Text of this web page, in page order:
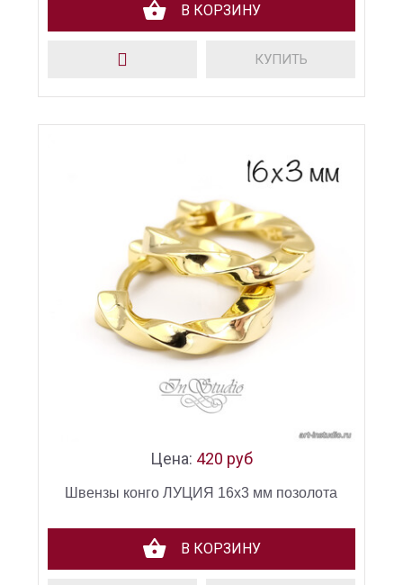
В КОРЗИНУ
КУПИТЬ
Цена: 420 руб
Швензы конго ЛУЦИЯ 16х3 мм позолота
В КОРЗИНУ